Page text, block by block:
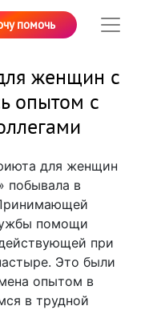
помочь
женщин с
опытом с
для женщин
побывала в
помощи
при
Это были
опытом в
в трудной